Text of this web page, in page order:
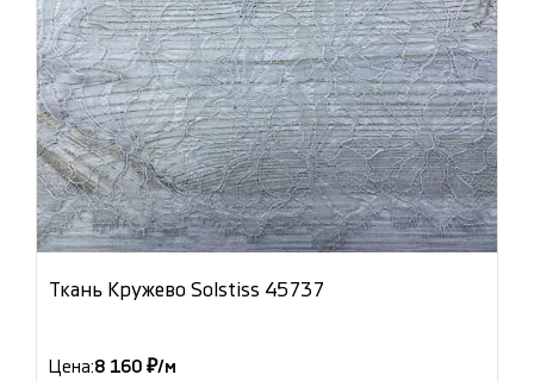
Ткань Кружево Solstiss 45737
Цена:8 160 ₽/м